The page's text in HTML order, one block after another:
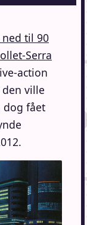
til 90
Serra
action
ville
dog fået